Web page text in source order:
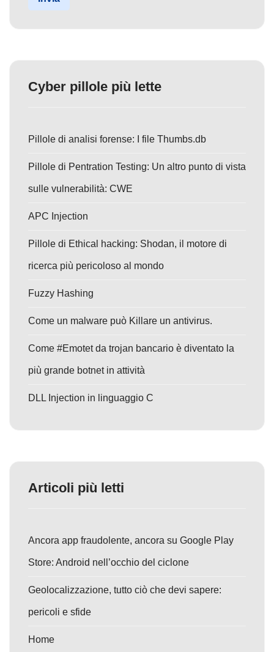
Cyber pillole più lette
Pillole di analisi forense: I file Thumbs.db
Pillole di Pentration Testing: Un altro punto di vista
sulle vulnerabilità: CWE
APC Injection
Pillole di Ethical hacking: Shodan, il motore di
ricerca più pericoloso al mondo
Fuzzy Hashing
Come un malware può Killare un antivirus.
Come #Emotet da trojan bancario è diventato la
più grande botnet in attività
DLL Injection in linguaggio C
Articoli più letti
Ancora app fraudolente, ancora su Google Play
Store: Android nell’occhio del ciclone
Geolocalizzazione, tutto ciò che devi sapere:
pericoli e sfide
Home